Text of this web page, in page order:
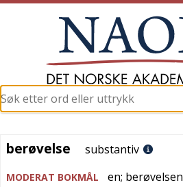
berøvelse
berøvelse substantiv
MODERAT BOKMÅL en; berøvelsen